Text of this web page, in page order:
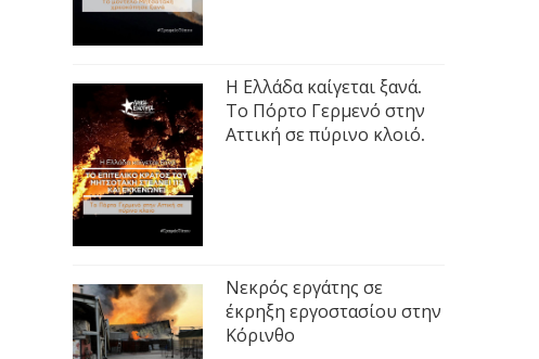
Η Ελλάδα καίγεται ξανά.
Το Πόρτο Γερμενό στην
Αττική σε πύρινο κλοιό.
Νεκρός εργάτης σε
έκρηξη εργοστασίου στην
Κόρινθο